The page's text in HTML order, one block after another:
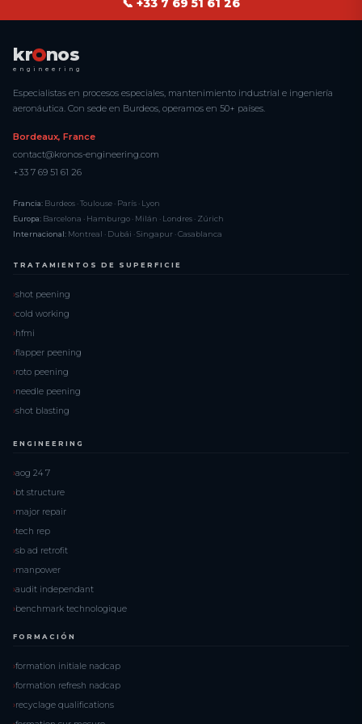
📞 +33 7 69 51 61 26
kr nos
engineering
Especialistas en procesos especiales, mantenimiento industrial e ingeniería
aeronáutica. Con sede en Burdeos, operamos en 50+ países.
Bordeaux, France
contact@kronos-engineering.com
+33 7 69 51 61 26
Francia: Burdeos · Toulouse · París · Lyon
Europa: Barcelona · Hamburgo · Milán · Londres · Zúrich
Internacional: Montreal · Dubái · Singapur · Casablanca
TRATAMIENTOS DE SUPERFICIE
shot peening
cold working
hfmi
flapper peening
roto peening
needle peening
shot blasting
ENGINEERING
aog 24 7
bt structure
major repair
tech rep
sb ad retrofit
manpower
audit independant
benchmark technologique
FORMACIÓN
formation initiale nadcap
formation refresh nadcap
recyclage qualifications